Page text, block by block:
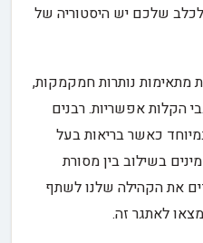
שלכם יש היסטוריה של
מתאימות נותרות חמקמקות,
הקלות אפשריות. רבנים
כאשר בריאות בעל
בשילוב בין מסורת
את הקהילה שלנו לשתף
לאתגר זה.